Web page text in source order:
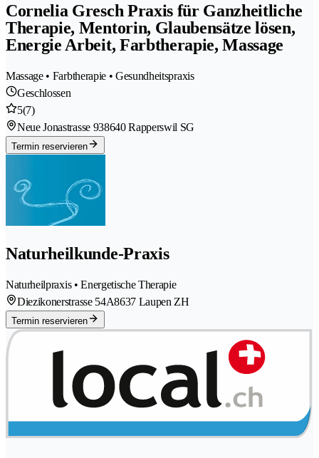
Cornelia Gresch Praxis für Ganzheitliche
Therapie, Mentorin, Glaubensätze lösen,
Energie Arbeit, Farbtherapie, Massage
Massage • Farbtherapie • Gesundheitspraxis
Geschlossen
5(7)
Neue Jonastrasse 938640 Rapperswil SG
Termin reservieren
Naturheilkunde-Praxis
Naturheilpraxis • Energetische Therapie
Diezikonerstrasse 54A8637 Laupen ZH
Termin reservieren